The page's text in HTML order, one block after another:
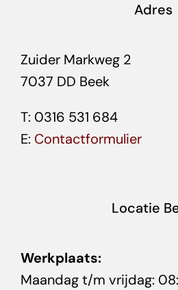
Adres
Zuider Markweg 2
7037 DD Beek
T: 0316 531 684
E: Contactformulier
Locatie
Werkplaats:
Maandag t/m vrijdag: